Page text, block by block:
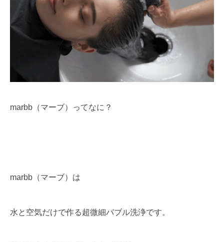
marbb（マーブ）ってなに？
marbb（マーブ）は
水と空気だけで作る超微細バブル洗浄です。